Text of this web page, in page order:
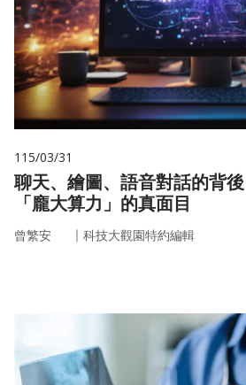
115/03/31
聊天、繪圖、語音對話的背
「龐大算力」的真面目
曾繁安 ｜ 科技大觀園特約編輯